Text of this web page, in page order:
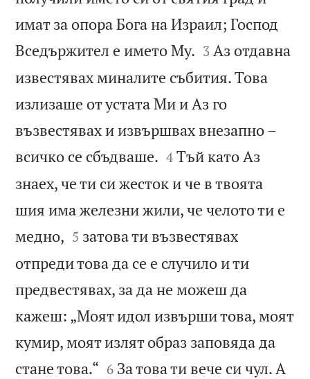
имат за опора Бога на Израил; Господ
Вседържител е името Му. 

3 Аз отдавна
известявах миналите събития. Това
излизаше от устата Ми и Аз го
възвестявах и извършвах внезапно –
всичко се сбъдваше. 

4 Тъй като Аз
знаех, че ти си жесток и че в твоята
шия има железни жили, че челото ти е
медно, 

5 затова ти възвестявах
отпреди това да се е случило и ти
предвестявах, за да не можеш да
кажеш: „Моят идол извърши това, моят
кумир, моят излят образ заповяда да
стане това.“ 

6 За това ти вече си чул. А